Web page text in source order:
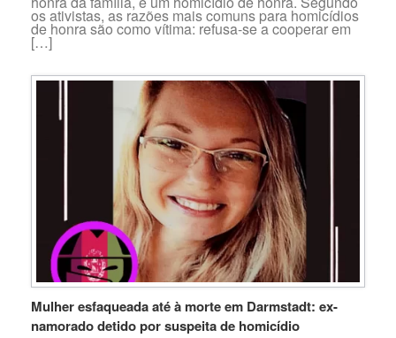
os ativistas, as razões mais comuns para homicídios
de honra são como vítima: refusa-se a cooperar em
[…]
Mulher esfaqueada até à morte em Darmstadt: ex-
namorado detido por suspeita de homicídio